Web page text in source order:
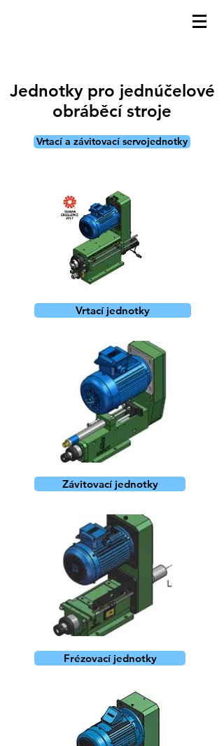
Jednotky pro jednúčelové
obráběcí stroje
Vrtací a závitovací servojednotky
Vrtací jednotky
Závitovací jednotky
Frézovací jednotky